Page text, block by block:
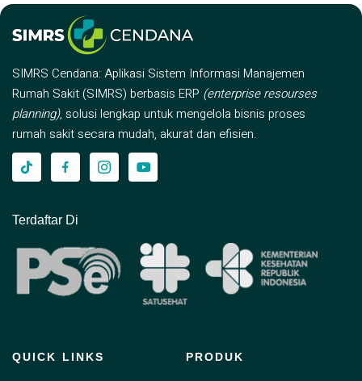
SIMRS Cendana: Aplikasi Sistem Informasi Manajemen
Rumah Sakit (SIMRS) berbasis ERP (enterprise resourses
planning), solusi lengkap untuk mengelola bisnis proses
rumah sakit secara mudah, akurat dan efisien.
Terdaftar Di
QUICK LINKS PRODUK